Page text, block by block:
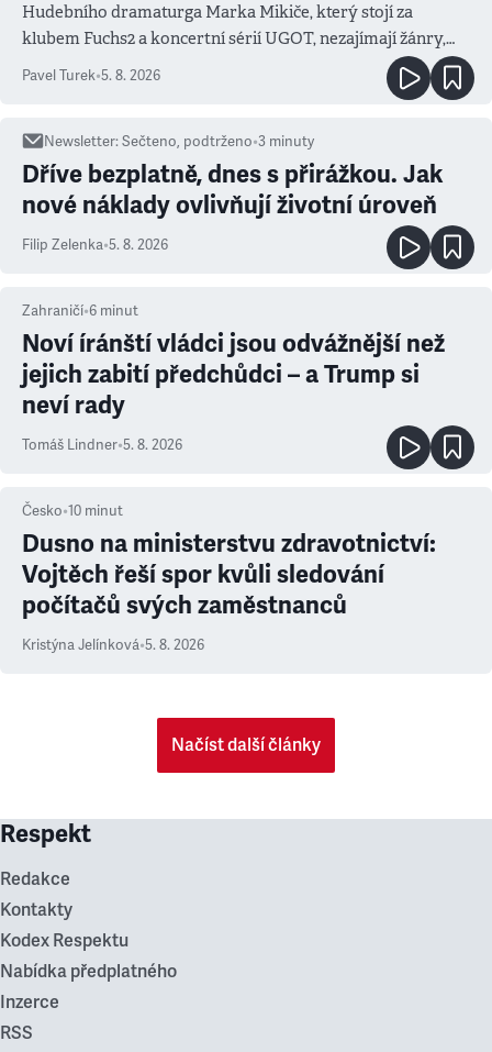
Hudebního dramaturga Marka Mikiče, který stojí za
klubem Fuchs2 a koncertní sérií UGOT, nezajímají žánry,
ale atmosféra
Pavel Turek•5. 8. 2026
Newsletter:Sečteno, podtrženo•3 minuty
Dříve bezplatně, dnes s přirážkou. Jak
nové náklady ovlivňují životní úroveň
Filip Zelenka•5. 8. 2026
Zahraničí•6 minut
Noví íránští vládci jsou odvážnější než
jejich zabití předchůdci – a Trump si
neví rady
Tomáš Lindner•5. 8. 2026
Česko•10 minut
Dusno na ministerstvu zdravotnictví:
Vojtěch řeší spor kvůli sledování
počítačů svých zaměstnanců
Kristýna Jelínková•5. 8. 2026
Načíst další články
Respekt
Redakce
Kontakty
Kodex Respektu
Nabídka předplatného
Inzerce
RSS